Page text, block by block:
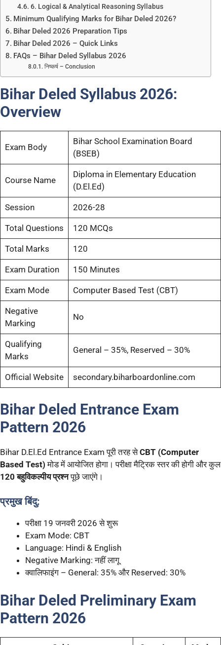
6. Logical & Analytical Reasoning Syllabus
Minimum Qualifying Marks for Bihar Deled 2026?
Bihar Deled 2026 Preparation Tips
Bihar Deled 2026 – Quick Links
FAQs – Bihar Deled Syllabus 2026
निष्कर्ष – Conclusion
Bihar Deled Syllabus 2026:
Overview
Exam Body
Bihar School Examination Board
(BSEB)
Course Name
Diploma in Elementary Education
(D.El.Ed)
Session 2026-28
Total Questions 120 MCQs
Total Marks 120
Exam Duration 150 Minutes
Exam Mode Computer Based Test (CBT)
Negative
Marking
No
Qualifying
Marks
General – 35%, Reserved – 30%
Official Website secondary.biharboardonline.com
Bihar Deled Entrance Exam
Pattern 2026
Bihar D.El.Ed Entrance Exam पूरी तरह सेCBT (Computer
Based Test) मोड में आयोजित होगा। परीक्षा मैट्रिक स्तर की होगी और कुल
120 बहुविकल्पीय प्रश्नपूछे जाएंगे।
प्रमुख बिंदु:
परीक्षा 19 जनवरी 2026 से शुरू
Exam Mode: CBT
Language: Hindi & English
Negative Marking: नहीं लागू
क्वालिफाइंग – General: 35% और Reserved: 30%
Bihar Deled Preliminary Exam
Pattern 2026